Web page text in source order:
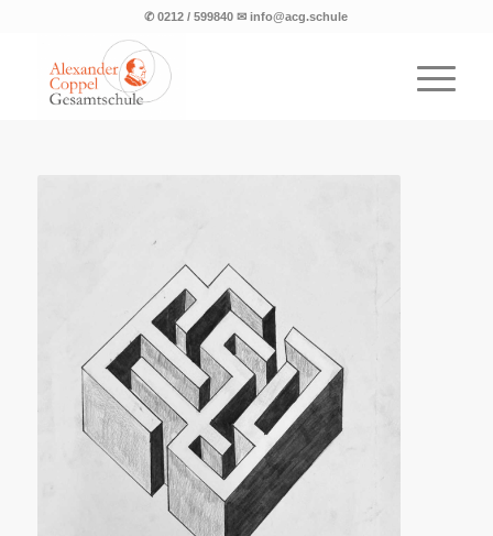
✆ 0212 / 599840 ✉ info@acg.schule